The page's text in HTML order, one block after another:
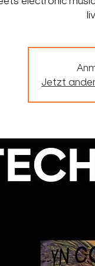
Jetzt